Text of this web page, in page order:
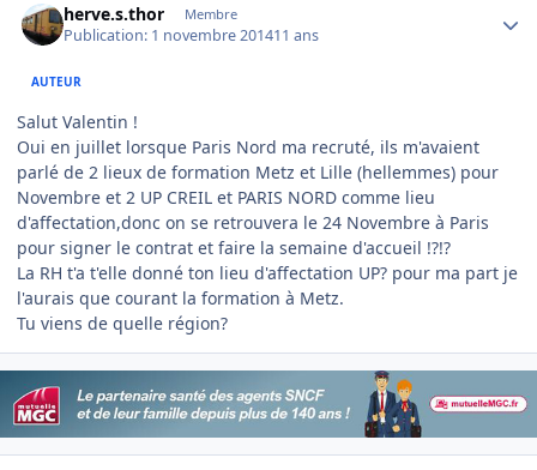
herve.s.thor Membre
Publication: 1 novembre 201411 ans
AUTEUR
Salut Valentin !
Oui en juillet lorsque Paris Nord ma recruté, ils m'avaient
parlé de 2 lieux de formation Metz et Lille (hellemmes) pour
Novembre et 2 UP CREIL et PARIS NORD comme lieu
d'affectation,donc on se retrouvera le 24 Novembre à Paris
pour signer le contrat et faire la semaine d'accueil !?!?
La RH t'a t'elle donné ton lieu d'affectation UP? pour ma part je
l'aurais que courant la formation à Metz.
Tu viens de quelle région?